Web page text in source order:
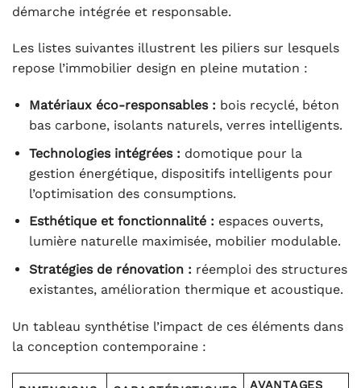
démarche intégrée et responsable.
Les listes suivantes illustrent les piliers sur lesquels
repose l’immobilier design en pleine mutation :
Matériaux éco-responsables : bois recyclé, béton
bas carbone, isolants naturels, verres intelligents.
Technologies intégrées : domotique pour la
gestion énergétique, dispositifs intelligents pour
l’optimisation des consumptions.
Esthétique et fonctionnalité : espaces ouverts,
lumière naturelle maximisée, mobilier modulable.
Stratégies de rénovation : réemploi des structures
existantes, amélioration thermique et acoustique.
Un tableau synthétise l’impact de ces éléments dans
la conception contemporaine :
AVANTAGES